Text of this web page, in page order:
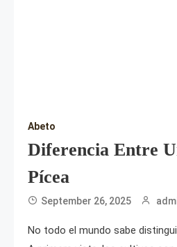
Abeto
Diferencia Entre
Pícea
September 26, 2025
No todo el mundo sabe